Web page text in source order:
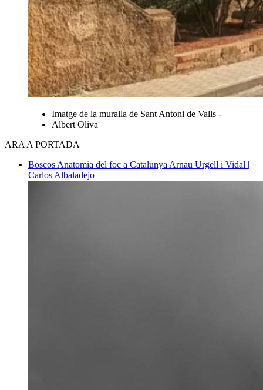
Imatge de la muralla de Sant Antoni de Valls -
Albert Oliva
ARA A PORTADA
Boscos Anatomia del foc a Catalunya Arnau Urgell i Vidal |
Carlos Albaladejo